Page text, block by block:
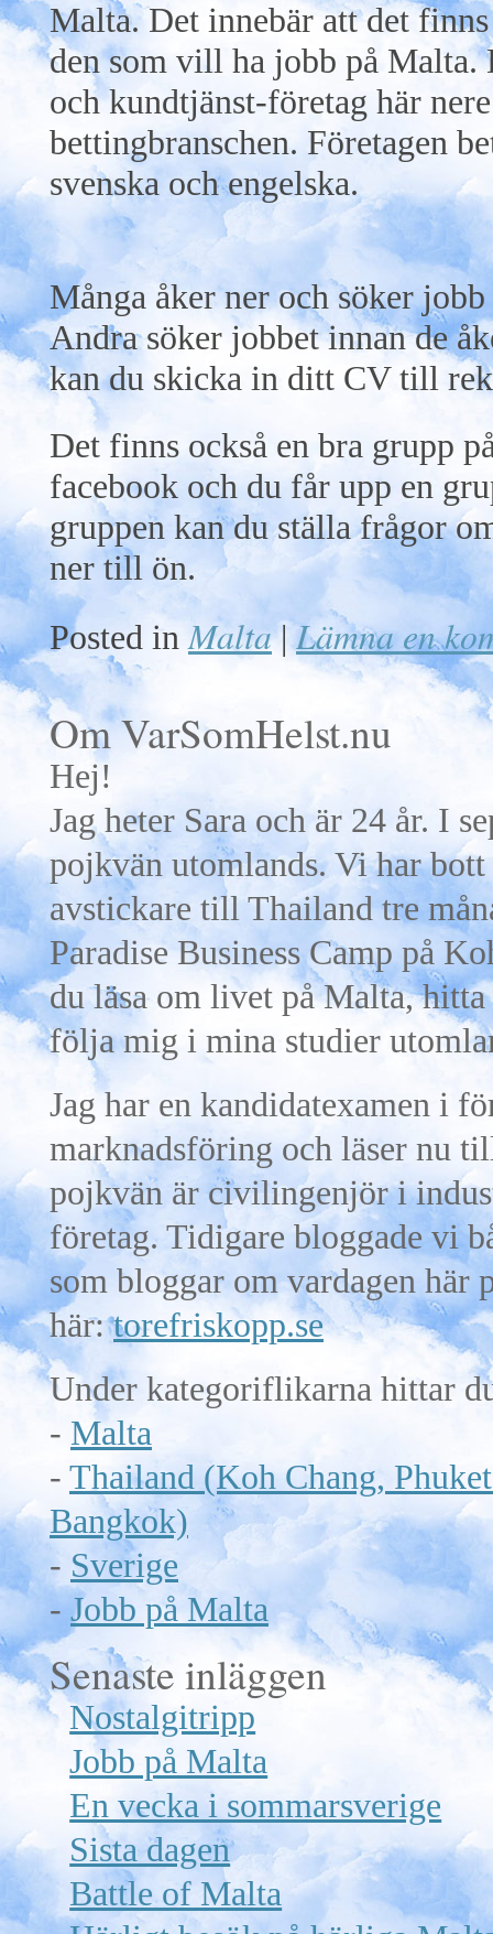
Malta. Det innebär att det
den som vill ha jobb på Malta.
och kundtjänst-företag här
bettingbranschen. Företagen
svenska och engelska.
Många åker ner och söker
Andra söker jobbet innan de
kan du skicka in ditt CV till
Det finns också en bra grupp
facebook och du får upp en
gruppen kan du ställa frågor
ner till ön.
Posted in Malta | Lämna en
Om VarSomHelst.nu
Hej!
Jag heter Sara och är 24 år. I
pojkvän utomlands. Vi har
avstickare till Thailand tre
Paradise Business Camp på
du läsa om livet på Malta,
följa mig i mina studier
Jag har en kandidatexamen i
marknadsföring och läser nu
pojkvän är civilingenjör i
företag. Tidigare bloggade vi
som bloggar om vardagen
här:torefriskopp.se
Under kategoriflikarna hittar
- Malta
- Thailand (Koh Chang,
Bangkok)
- Sverige
-Jobb på Malta
Senaste inläggen
Nostalgitripp
Jobb på Malta
En vecka i sommarsverige
Sista dagen
Battle of Malta